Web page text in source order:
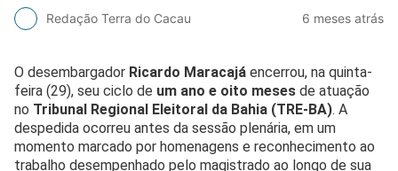
Redação Terra do Cacau 6 meses atrás
O desembargador Ricardo Maracajá encerrou, na quinta-
feira (29), seu ciclo de um ano e oito meses de atuação
no Tribunal Regional Eleitoral da Bahia (TRE-BA). A
despedida ocorreu antes da sessão plenária, em um
momento marcado por homenagens e reconhecimento ao
trabalho desempenhado pelo magistrado ao longo de sua